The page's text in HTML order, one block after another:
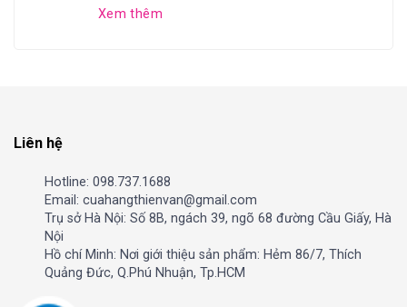
Xem thêm
Liên hệ
Hotline: 098.737.1688
Email: cuahangthienvan@gmail.com
Trụ sở Hà Nội: Số 8B, ngách 39, ngõ 68 đường Cầu Giấy, Hà
Nội
Hồ chí Minh: Nơi giới thiệu sản phẩm: Hẻm 86/7, Thích
Quảng Đức, Q.Phú Nhuận, Tp.HCM